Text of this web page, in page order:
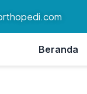
Beranda